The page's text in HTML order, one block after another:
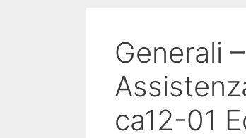
Generali
ca12-01